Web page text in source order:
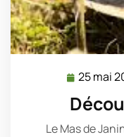
25 mai
Le Mas de